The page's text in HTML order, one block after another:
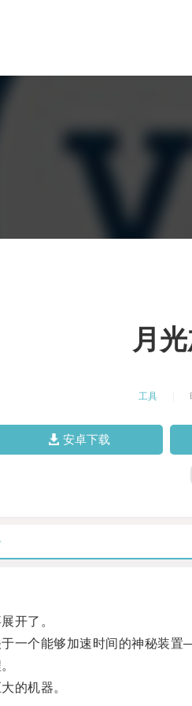
月
工具
安卓下载
开了。
个能够加速时间的神秘装置
的机器。